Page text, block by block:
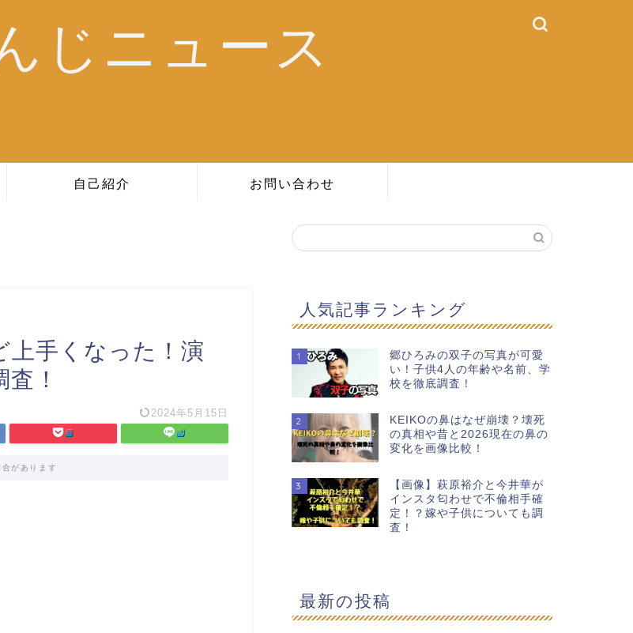
じニュース
自己紹介 お問い合わせ
上手くなった！演
！
2024年5月15日
があります
人気記事ランキング
1
郷ひろみの双子の写真が可愛
い！子供4人の年齢や名前、学
校を徹底調査！
2
KEIKOの鼻はなぜ崩壊？壊死
の真相や昔と2026現在の鼻の
変化を画像比較！
3
【画像】萩原裕介と今井華が
インスタ匂わせで不倫相手確
定！？嫁や子供についても調
査！
最新の投稿